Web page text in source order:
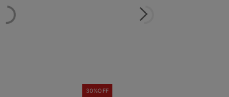
30%OFF